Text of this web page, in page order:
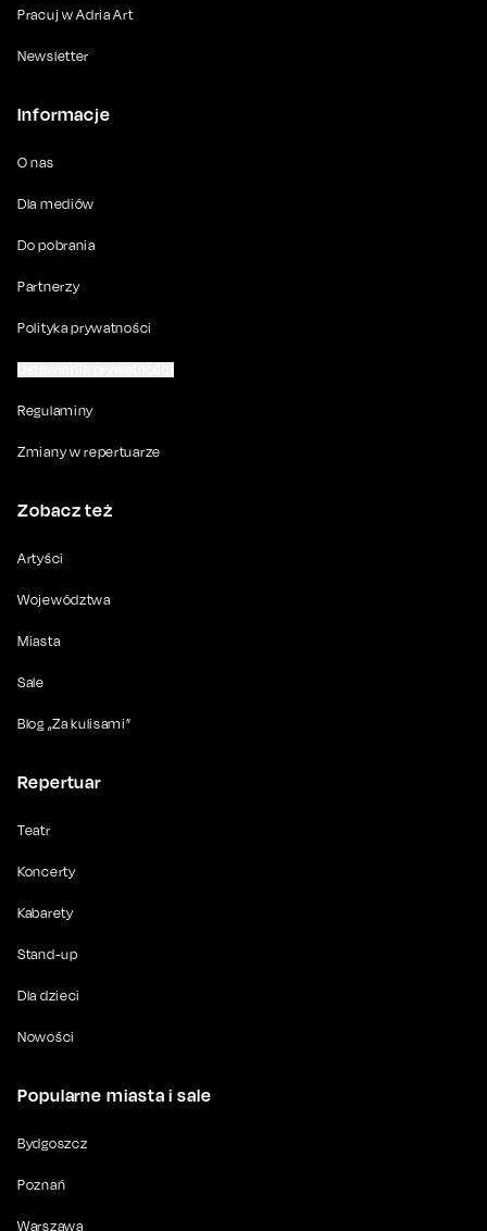
Pracuj w Adria Art
Newsletter
Informacje
O nas
Dla mediów
Do pobrania
Partnerzy
Polityka prywatności
Regulaminy
Zmiany w repertuarze
Zobacz też
Artyści
Województwa
Miasta
Sale
Blog „Za kulisami”
Repertuar
Teatr
Koncerty
Kabarety
Stand-up
Dla dzieci
Nowości
Popularne miasta i sale
Bydgoszcz
Poznań
Warszawa